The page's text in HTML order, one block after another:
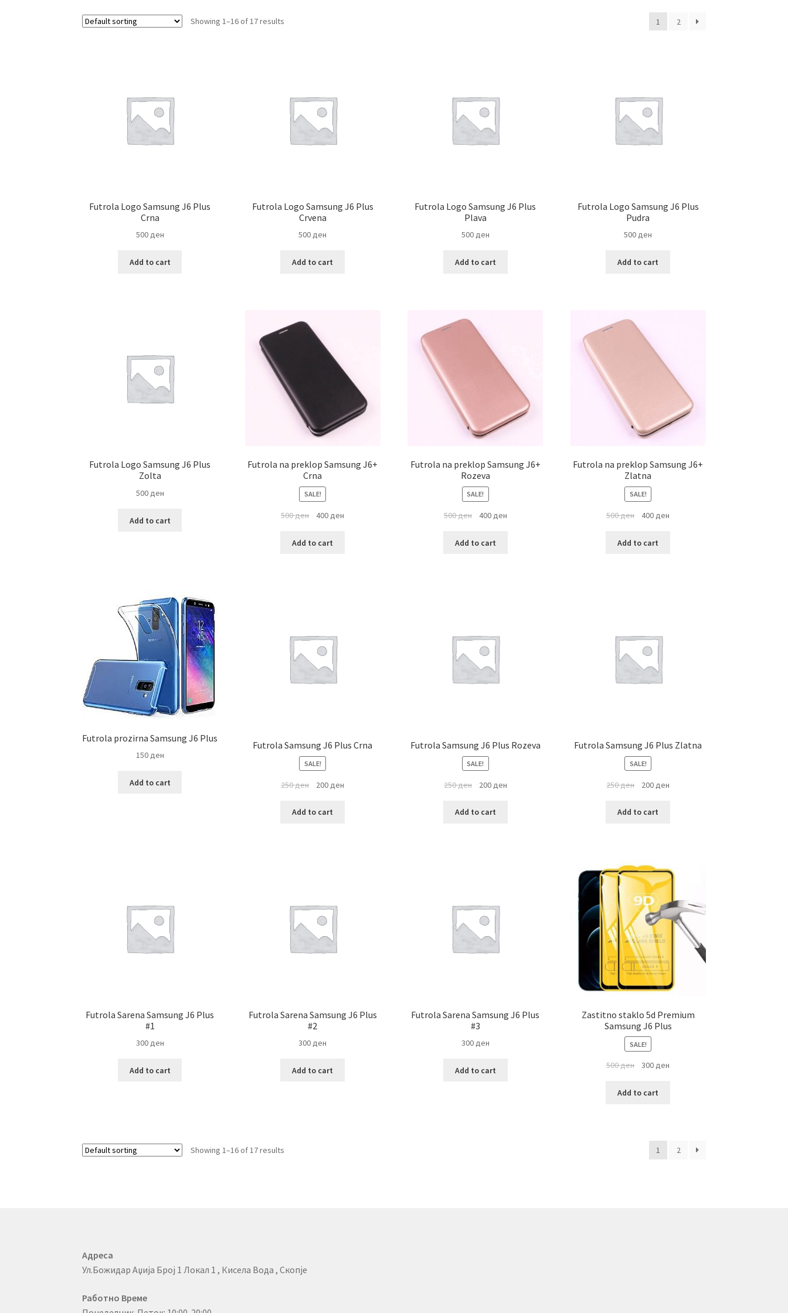
Showing 1–16 of 17 results 1 2
Futrola Logo Samsung J6 Plus
Crna
500ден
Add to cart
Futrola Logo Samsung J6 Plus
Crvena
500ден
Add to cart
Futrola Logo Samsung J6 Plus
Plava
500ден
Add to cart
Futrola Logo Samsung J6 Plus
Pudra
500ден
Add to cart
Futrola Logo Samsung J6 Plus
Zolta
500ден
Add to cart
Futrola na preklop Samsung J6+
Crna
SALE!
500ден 400ден
Add to cart
Futrola na preklop Samsung J6+
Rozeva
SALE!
500ден 400ден
Add to cart
Futrola na preklop Samsung J6+
Zlatna
SALE!
500ден 400ден
Add to cart
Futrola prozirna Samsung J6 Plus
150ден
Add to cart
Futrola Samsung J6 Plus Crna
SALE!
250ден 200ден
Add to cart
Futrola Samsung J6 Plus Rozeva
SALE!
250ден 200ден
Add to cart
Futrola Samsung J6 Plus Zlatna
SALE!
250ден 200ден
Add to cart
Futrola Sarena Samsung J6 Plus
#1
300ден
Add to cart
Futrola Sarena Samsung J6 Plus
#2
300ден
Add to cart
Futrola Sarena Samsung J6 Plus
#3
300ден
Add to cart
Zastitno staklo 5d Premium
Samsung J6 Plus
SALE!
500ден 300ден
Add to cart
Showing 1–16 of 17 results 1 2
Адреса
Ул.Божидар Аџија Број 1 Локал 1 , Кисела Вода , Скопје
Работно Време